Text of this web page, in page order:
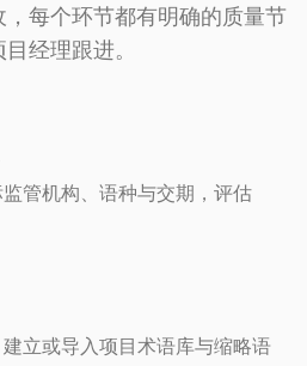
每个环节都有明确的质量节
经理跟进。
管机构、语种与交期，评估
立或导入项目术语库与缩略语